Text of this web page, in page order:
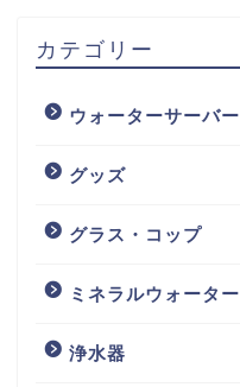
カテゴリー
ウォーターサーバー
グッズ
グラス・コップ
ミネラルウォーター
浄水器